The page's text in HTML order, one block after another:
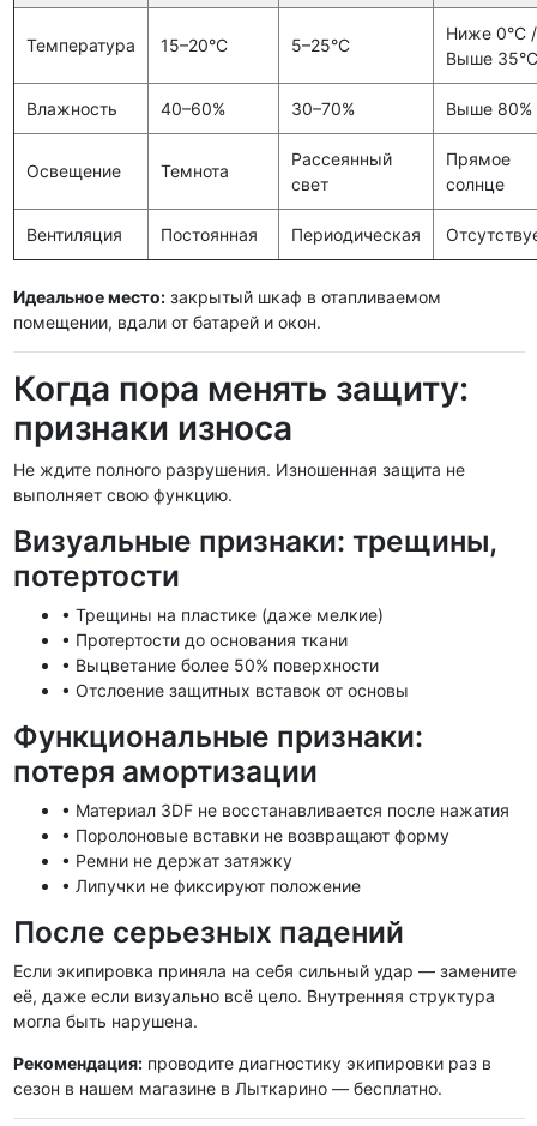
Температура 15–20°C 5–25°C
Ниже 0°C /
Выше 35°C
Влажность 40–60% 30–70% Выше 80%
Освещение Темнота
Рассеянный
свет
Прямое
солнце
Вентиляция Постоянная Периодическая
Идеальное место:закрытый шкаф в отапливаемом
помещении, вдали от батарей и окон.
Когда пора менять защиту:
признаки износа
Не ждите полного разрушения. Изношенная защита не
выполняет свою функцию.
Визуальные признаки: трещины,
потертости
• Трещины на пластике (даже мелкие)
• Протертости до основания ткани
• Выцветание более 50% поверхности
• Отслоение защитных вставок от основы
Функциональные признаки:
потеря амортизации
• Материал 3DF не восстанавливается после нажатия
• Поролоновые вставки не возвращают форму
• Ремни не держат затяжку
• Липучки не фиксируют положение
После серьезных падений
Если экипировка приняла на себя сильный удар — замените
её, даже если визуально всё цело. Внутренняя структура
могла быть нарушена.
Рекомендация:проводите диагностику экипировки раз в
сезон в нашем магазине в Лыткарино — бесплатно.